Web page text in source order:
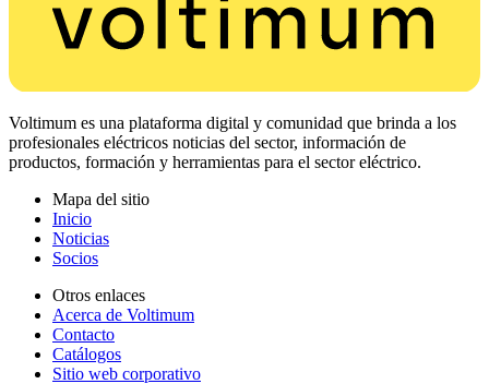
Voltimum es una plataforma digital y comunidad que brinda a los
profesionales eléctricos noticias del sector, información de
productos, formación y herramientas para el sector eléctrico.
Mapa del sitio
Inicio
Noticias
Socios
Otros enlaces
Acerca de Voltimum
Contacto
Catálogos
Sitio web corporativo